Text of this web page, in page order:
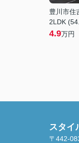
豊川市住
2LDK
4.9万円
スタイ
〒442-